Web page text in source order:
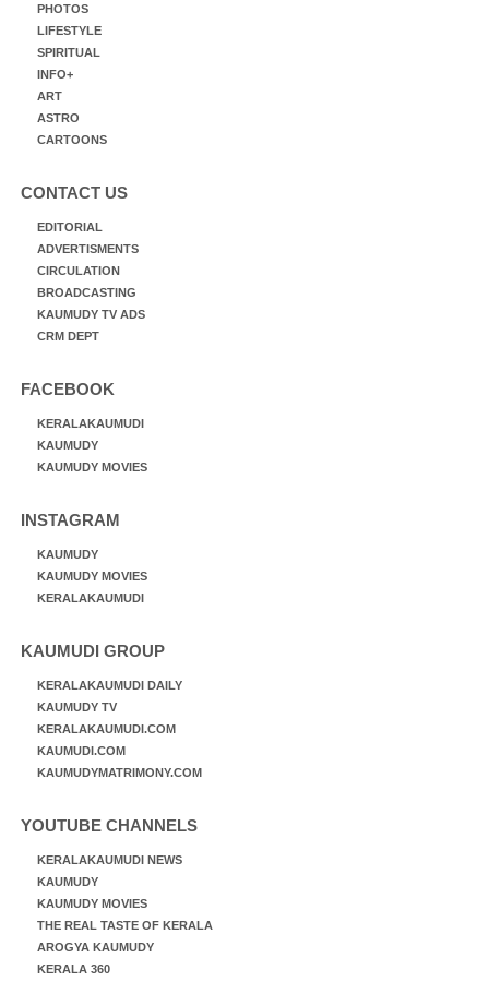
PHOTOS
LIFESTYLE
SPIRITUAL
INFO+
ART
ASTRO
CARTOONS
CONTACT US
EDITORIAL
ADVERTISMENTS
CIRCULATION
BROADCASTING
KAUMUDY TV ADS
CRM DEPT
FACEBOOK
KERALAKAUMUDI
KAUMUDY
KAUMUDY MOVIES
INSTAGRAM
KAUMUDY
KAUMUDY MOVIES
KERALAKAUMUDI
KAUMUDI GROUP
KERALAKAUMUDI DAILY
KAUMUDY TV
KERALAKAUMUDI.COM
KAUMUDI.COM
KAUMUDYMATRIMONY.COM
YOUTUBE CHANNELS
KERALAKAUMUDI NEWS
KAUMUDY
KAUMUDY MOVIES
THE REAL TASTE OF KERALA
AROGYA KAUMUDY
KERALA 360